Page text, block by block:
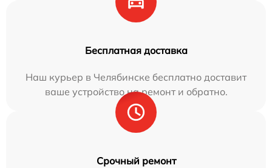
Бесплатная доставка
Наш курьер в Челябинске бесплатно доставит
ваше устройство на ремонт и обратно.
Срочный ремонт